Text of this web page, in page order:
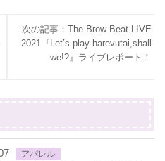
次の記事：The Brow Beat LIVE
2021『Let’s play harevutai,shall
we!?』ライブレポート！
アパレル